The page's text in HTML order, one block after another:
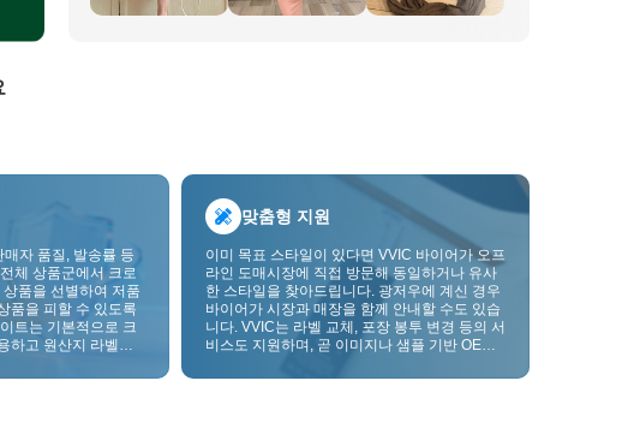
자 품질, 발송률 등
체 상품군에서 크로
품을 선별하여 저품
품을 피할 수 있도록
트는 기본적으로 크
하고 원산지 라벨을
맞춤형 지원
이미 목표 스타일이 있다면 VVIC 바이어가 오프
라인 도매시장에 직접 방문해 동일하거나 유사
한 스타일을 찾아드립니다. 광저우에 계신 경우
바이어가 시장과 매장을 함께 안내할 수도 있습
니다. VVIC는 라벨 교체, 포장 봉투 변경 등의 서
비스도 지원하며, 곧 이미지나 샘플 기반 OEM
를 비즈니스에 더 잘 맞는 공급망 역량으로 전환